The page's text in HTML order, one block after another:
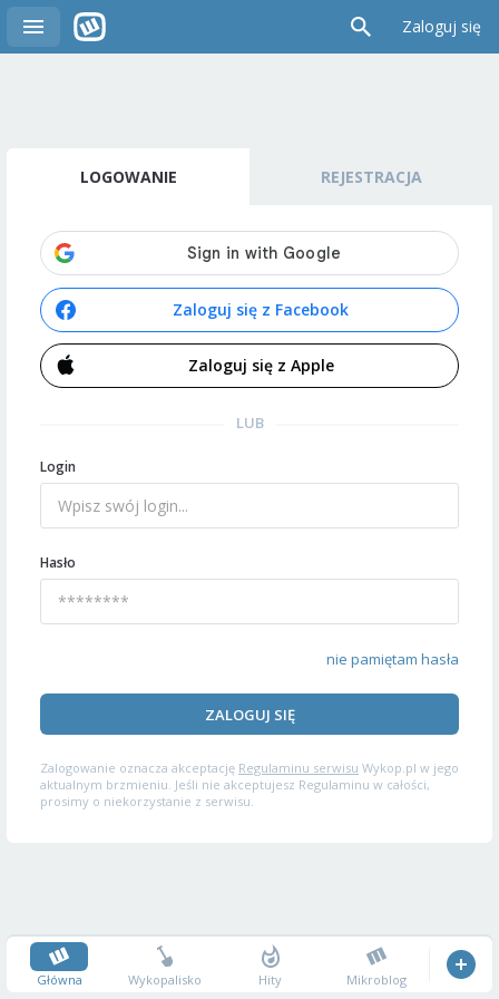
Zaloguj się
LOGOWANIE REJESTRACJA
Zaloguj się z Facebook
Zaloguj się z Apple
LUB
Login
Hasło
nie pamiętam hasła
ZALOGUJ SIĘ
Zalogowanie oznacza akceptację Regulaminu serwisu Wykop.pl w jego
aktualnym brzmieniu. Jeśli nie akceptujesz Regulaminu w całości,
prosimy o niekorzystanie z serwisu.
Główna Wykopalisko Hity Mikroblog